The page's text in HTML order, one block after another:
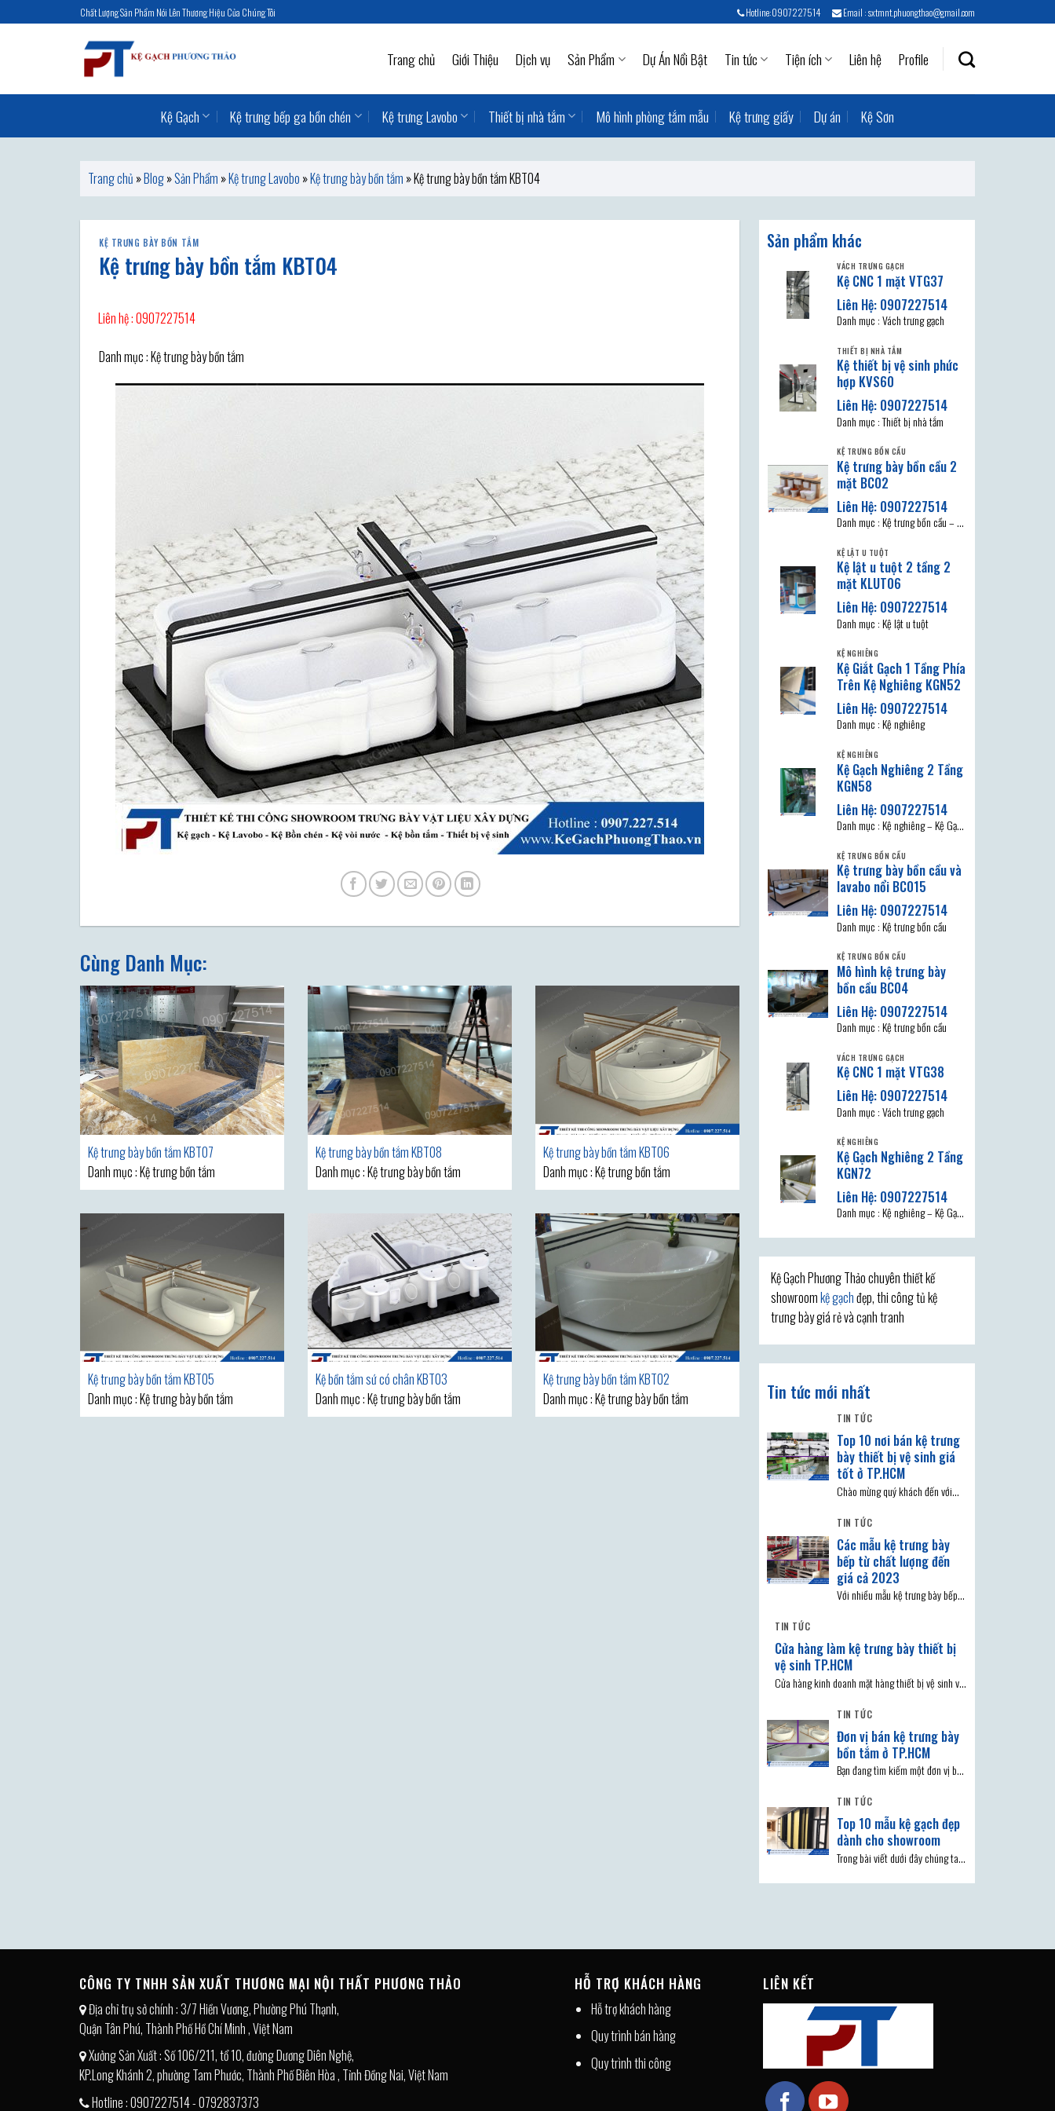
to
Chất Lượng Sản Phẩm Nói Lên Thương Hiệu Của Chúng Tôi Hotline:0907227514 Email : sxtmnt.phuongthao@gmail.com
Trang chủ Giới Thiệu Dịch vụ Sản Phẩm Dự Án Nổi Bật Tin tức Tiện ích Liên hệ Profile
Kệ Gạch Kệ trưng bếp ga bồn chén Kệ trưng Lavobo Thiết bị nhà tắm Mô hình phòng tắm mẫu Kệ trưng giấy Dự án Kệ Sơn
Trang chủ »Blog»Sản Phẩm »Kệ trưng Lavobo »Kệ trưng bày bồn tắm »Kệ trưng bày bồn tắm KBT04
KỆ TRƯNG BÀY BỒN TẮM
Kệ trưng bày bồn tắm KBT04
Liên hệ : 0907227514
Danh mục : Kệ trưng bày bồn tắm
Cùng Danh Mục:
Kệ trưng bày bồn tắm KBT07
Danh mục : Kệ trưng bồn tắm
Kệ trưng bày bồn tắm KBT08
Danh mục : Kệ trưng bày bồn tắm
Kệ trưng bày bồn tắm KBT06
Danh mục : Kệ trưng bồn tắm
Kệ trưng bày bồn tắm KBT05
Danh mục : Kệ trưng bày bồn tắm
Kệ bồn tắm sứ có chân KBT03
Danh mục : Kệ trưng bày bồn tắm
Kệ trưng bày bồn tắm KBT02
Danh mục : Kệ trưng bày bồn tắm
Sản phẩm khác
VÁCH TRƯNG GẠCH
Kệ CNC 1 mặt VTG37
Danh mục : Vách trưng gạch
THIẾT BỊ NHÀ TẮM
Kệ thiết bị vệ sinh phức
hợp KVS60
Danh mục : Thiết bị nhà tắm
KỆ TRƯNG BỒN CẦU
Kệ trưng bày bồn cầu 2
mặt BC02
Danh mục : Kệ trưng bồn cầu – Là
KỆ LẬT U TUỘT
Kệ lật u tuột 2 tầng 2
mặt KLUT06
Danh mục : Kệ lật u tuột
KỆ NGHIÊNG
Kệ Giắt Gạch 1 Tầng Phía
Trên Kệ Nghiêng KGN52
Danh mục : Kệ nghiêng
KỆ NGHIÊNG
Kệ Gạch Nghiêng 2 Tầng
KGN58
Danh mục : Kệ nghiêng – Kệ Gạch
đa dạng
KỆ TRƯNG BỒN CẦU
Kệ trưng bày bồn cầu và
lavabo nổi BC015
Danh mục : Kệ trưng bồn cầu
KỆ TRƯNG BỒN CẦU
Mô hình kệ trưng bày
bồn cầu BC04
Danh mục : Kệ trưng bồn cầu
VÁCH TRƯNG GẠCH
Kệ CNC 1 mặt VTG38
Danh mục : Vách trưng gạch
KỆ NGHIÊNG
Kệ Gạch Nghiêng 2 Tầng
KGN72
Danh mục : Kệ nghiêng – Kệ Gạch
Kệ Gạch Phương Thảo chuyên thiết kế
showroomkệ gạchđẹp, thi công tủ kệ
trưng bày giá rẻ và cạnh tranh
Tin tức mới nhất
TIN TỨC
Top 10 nơi bán kệ trưng
bày thiết bị vệ sinh giá
tốt ở TP.HCM
Chào mừng quý khách đến với
bày
TIN TỨC
Các mẫu kệ trưng bày
bếp từ chất lượng đến
giá cả 2023
Với nhiều mẫu kệ trưng bày bếp
TIN TỨC
Cửa hàng làm kệ trưng bày thiết bị
vệ sinh TP.HCM
Cửa hàng kinh doanh mặt hàng thiết bị vệ sinh và
TIN TỨC
Đơn vị bán kệ trưng bày
bồn tắm ở TP.HCM
Bạn đang tìm kiếm một đơn vị bán
TIN TỨC
Top 10 mẫu kệ gạch đẹp
dành cho showroom
Trong bài viết dưới đây chúng ta
CÔNG TY TNHH SẢN XUẤT THƯƠNG MẠI NỘI THẤT PHƯƠNG THẢO
Địa chỉ trụ sở chính : 3/7 Hiền Vương, Phường Phú Thạnh,
Quận Tân Phú, Thành Phố Hồ Chí Minh , Việt Nam
Xưởng Sản Xuất : Số 106/211, tổ 10, đường Dương Diên Nghệ,
KP.Long Khánh 2, phường Tam Phước, Thành Phố Biên Hòa , Tỉnh Đồng Nai, Việt Nam
Hotline : 0907227514 - 0792837373
HỖ TRỢ KHÁCH HÀNG
Hỗ trợ khách hàng
Quy trình bán hàng
Quy trình thi công
LIÊN KẾT